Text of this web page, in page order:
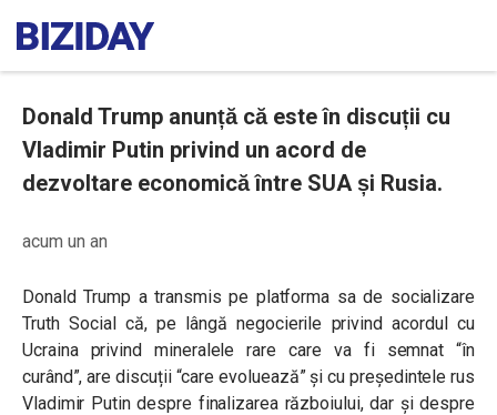
Donald Trump anunță că este în discuții cu
Vladimir Putin privind un acord de
dezvoltare economică între SUA și Rusia.
acum un an
Donald Trump a transmis pe platforma sa de socializare
Truth Social că, pe lângă negocierile privind acordul cu
Ucraina privind mineralele rare care va fi semnat “în
curând”, are discuții “care evoluează” și cu președintele rus
Vladimir Putin despre finalizarea războiului, dar și despre